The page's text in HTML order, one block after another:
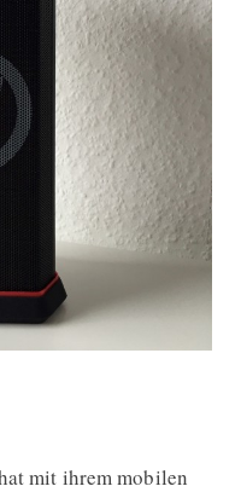
mit ihrem mobilen